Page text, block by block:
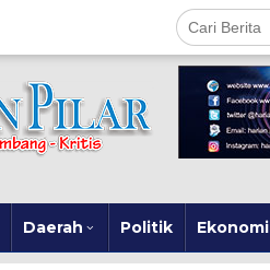
Daerah Politik Ekonomi